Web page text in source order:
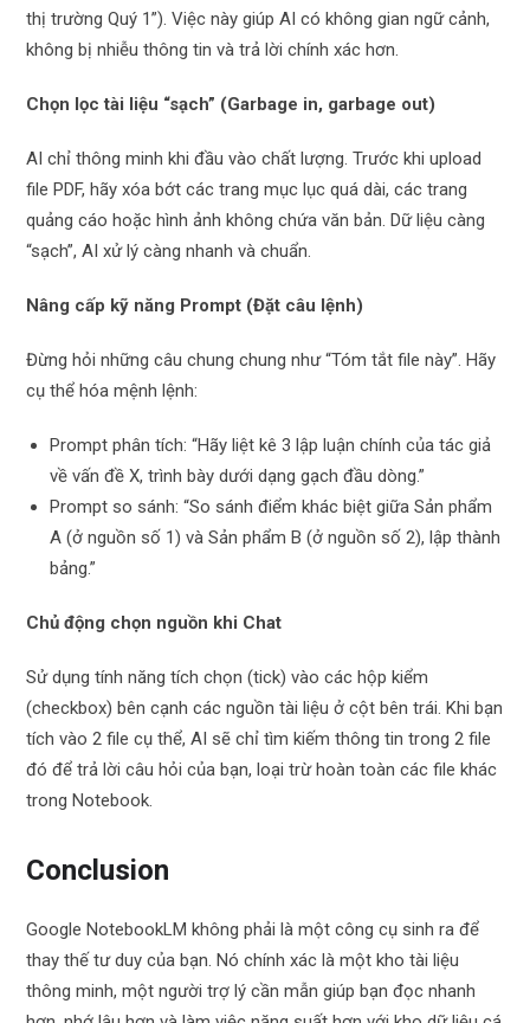
thị trường Quý 1”). Việc này giúp AI có không gian ngữ cảnh,
không bị nhiễu thông tin và trả lời chính xác hơn.
Chọn lọc tài liệu “sạch” (Garbage in, garbage out)
AI chỉ thông minh khi đầu vào chất lượng. Trước khi upload
file PDF, hãy xóa bớt các trang mục lục quá dài, các trang
quảng cáo hoặc hình ảnh không chứa văn bản. Dữ liệu càng
“sạch”, AI xử lý càng nhanh và chuẩn.
Nâng cấp kỹ năng Prompt (Đặt câu lệnh)
Đừng hỏi những câu chung chung như “Tóm tắt file này”. Hãy
cụ thể hóa mệnh lệnh:
Prompt phân tích: “Hãy liệt kê 3 lập luận chính của tác giả
về vấn đề X, trình bày dưới dạng gạch đầu dòng.”
Prompt so sánh: “So sánh điểm khác biệt giữa Sản phẩm
A (ở nguồn số 1) và Sản phẩm B (ở nguồn số 2), lập thành
bảng.”
Chủ động chọn nguồn khi Chat
Sử dụng tính năng tích chọn (tick) vào các hộp kiểm
(checkbox) bên cạnh các nguồn tài liệu ở cột bên trái. Khi bạn
tích vào 2 file cụ thể, AI sẽ chỉ tìm kiếm thông tin trong 2 file
đó để trả lời câu hỏi của bạn, loại trừ hoàn toàn các file khác
trong Notebook.
Conclusion
Google NotebookLM không phải là một công cụ sinh ra để
thay thế tư duy của bạn. Nó chính xác là một kho tài liệu
thông minh, một người trợ lý cần mẫn giúp bạn đọc nhanh